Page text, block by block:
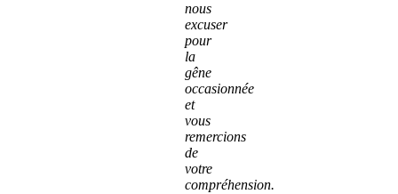
nous
excuser
pour
la
gêne
occasionnée
et
vous
remercions
de
votre
compréhension.